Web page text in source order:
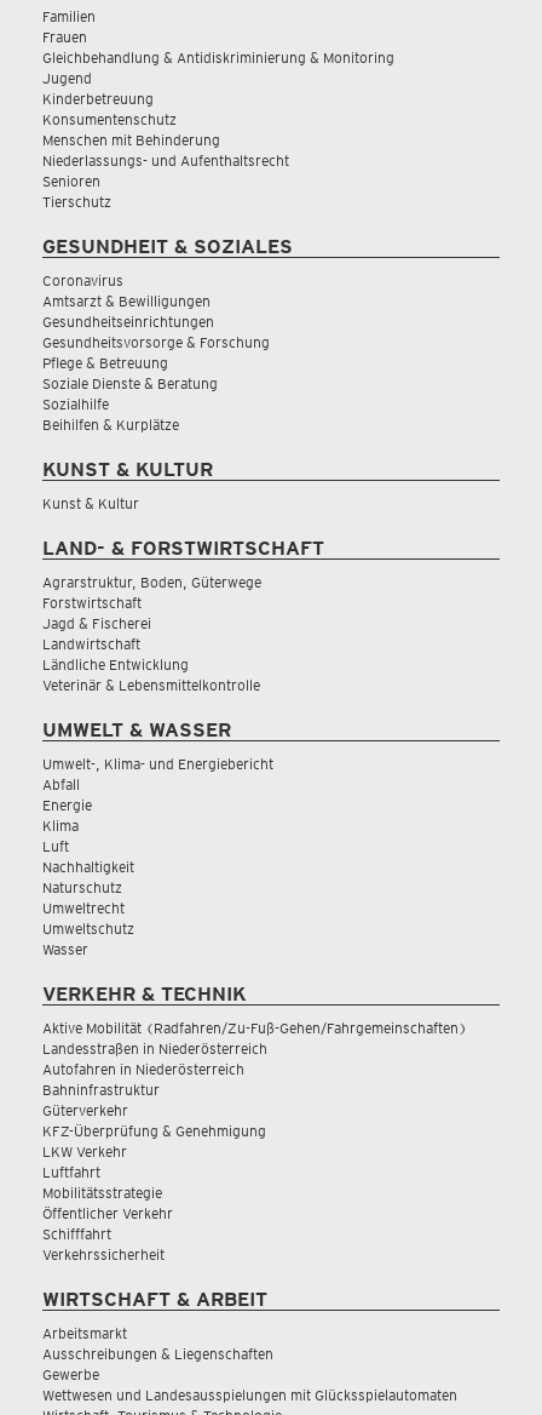
Familien
Frauen
Gleichbehandlung & Antidiskriminierung & Monitoring
Jugend
Kinderbetreuung
Konsumentenschutz
Menschen mit Behinderung
Niederlassungs- und Aufenthaltsrecht
Senioren
Tierschutz
GESUNDHEIT & SOZIALES
Coronavirus
Amtsarzt & Bewilligungen
Gesundheitseinrichtungen
Gesundheitsvorsorge & Forschung
Pflege & Betreuung
Soziale Dienste & Beratung
Sozialhilfe
Beihilfen & Kurplätze
KUNST & KULTUR
Kunst & Kultur
LAND- & FORSTWIRTSCHAFT
Agrarstruktur, Boden, Güterwege
Forstwirtschaft
Jagd & Fischerei
Landwirtschaft
Ländliche Entwicklung
Veterinär & Lebensmittelkontrolle
UMWELT & WASSER
Umwelt-, Klima- und Energiebericht
Abfall
Energie
Klima
Luft
Nachhaltigkeit
Naturschutz
Umweltrecht
Umweltschutz
Wasser
VERKEHR & TECHNIK
Aktive Mobilität (Radfahren/Zu-Fuß-Gehen/Fahrgemeinschaften)
Landesstraßen in Niederösterreich
Autofahren in Niederösterreich
Bahninfrastruktur
Güterverkehr
KFZ-Überprüfung & Genehmigung
LKW Verkehr
Luftfahrt
Mobilitätsstrategie
Öffentlicher Verkehr
Schifffahrt
Verkehrssicherheit
WIRTSCHAFT & ARBEIT
Arbeitsmarkt
Ausschreibungen & Liegenschaften
Gewerbe
Wettwesen und Landesausspielungen mit Glücksspielautomaten